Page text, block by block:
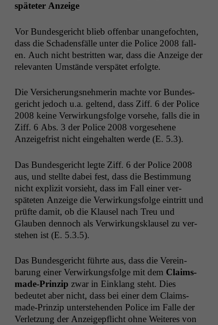
späteter Anzeige
Vor Bun­des­gericht blieb offen­bar unange­focht­en,
dass die Schadens­fälle unter die Police 2008 fall­
en. Auch nicht bestrit­ten war, dass die Anzeige der
rel­e­van­ten Umstände ver­spätet erfolgte.
Die Ver­sicherungsnehmerin machte vor Bun­des­
gericht jedoch u.a. gel­tend, dass Ziff. 6 der Police
2008 keine Ver­wirkungs­folge vorse­he, falls die in
Ziff. 6 Abs. 3 der Police 2008 vorge­se­hene
Anzeige­frist nicht einge­hal­ten werde (E. 5.3).
Das Bun­des­gericht legte Ziff. 6 der Police 2008
aus, und stellte dabei fest, dass die Bes­tim­mung
nicht expliz­it vor­sieht, dass im Fall ein­er ver­
späteten Anzeige die Ver­wirkungs­folge ein­tritt und
prüfte damit, ob die Klausel nach Treu und
Glauben den­noch als Ver­wirkungsklausel zu ver­
ste­hen ist (E. 5.3.5).
Das Bun­des­gericht führte aus, dass die Vere­in­
barung ein­er Ver­wirkungs­folge mit dem Claims-
made-Prinzip zwar in Ein­klang ste­ht. Dies
bedeutet aber nicht, dass bei ein­er dem Claims-
made-Prinzip unter­ste­hen­den Police im Falle der
Ver­let­zung der Anzeigepflicht ohne Weit­eres von